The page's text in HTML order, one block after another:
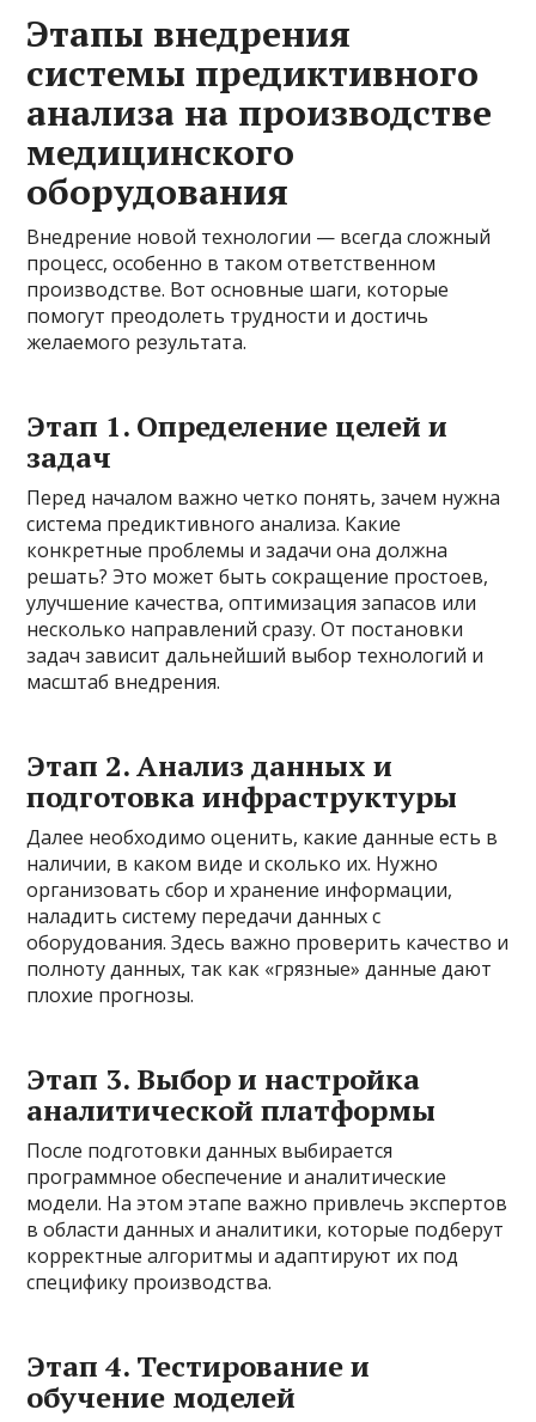
Этапы внедрения
системы предиктивного
анализа на производстве
медицинского
оборудования
Внедрение новой технологии — всегда сложный
процесс, особенно в таком ответственном
производстве. Вот основные шаги, которые
помогут преодолеть трудности и достичь
желаемого результата.
Этап 1. Определение целей и
задач
Перед началом важно четко понять, зачем нужна
система предиктивного анализа. Какие
конкретные проблемы и задачи она должна
решать? Это может быть сокращение простоев,
улучшение качества, оптимизация запасов или
несколько направлений сразу. От постановки
задач зависит дальнейший выбор технологий и
масштаб внедрения.
Этап 2. Анализ данных и
подготовка инфраструктуры
Далее необходимо оценить, какие данные есть в
наличии, в каком виде и сколько их. Нужно
организовать сбор и хранение информации,
наладить систему передачи данных с
оборудования. Здесь важно проверить качество и
полноту данных, так как «грязные» данные дают
плохие прогнозы.
Этап 3. Выбор и настройка
аналитической платформы
После подготовки данных выбирается
программное обеспечение и аналитические
модели. На этом этапе важно привлечь экспертов
в области данных и аналитики, которые подберут
корректные алгоритмы и адаптируют их под
специфику производства.
Этап 4. Тестирование и
обучение моделей